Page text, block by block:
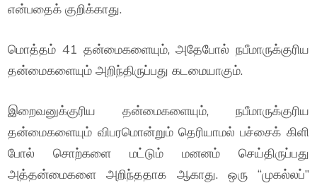
என்பதைக் குறிக்காது.
மொத்தம் 41 தன்மைகளையும், அதேபோல் நபீமாருக்குரிய
தன்மைகளையும் அறிந்திருப்பது கடமையாகும்.
இறைவனுக்குரிய தன்மைகளையும், நபீமாருக்குரிய
தன்மைகளையும் விபரமொன்றும் தெரியாமல் பச்சைக் கிளி
போல் சொற்களை மட்டும் மனனம் செய்திருப்பது
அத்தன்மைகளை அறிந்ததாக ஆகாது. ஒரு “முகல்லப்”